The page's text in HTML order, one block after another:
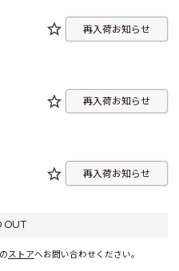
再入荷お知らせ
再入荷お知らせ
再入荷お知らせ
OUT
ストアへお問い合わせください。